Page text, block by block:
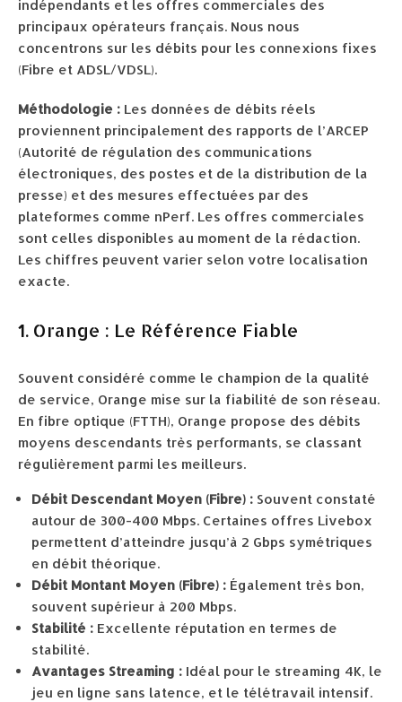
indépendants et les offres commerciales des
principaux opérateurs français. Nous nous
concentrons sur les débits pour les connexions fixes
(Fibre et ADSL/VDSL).
Méthodologie : Les données de débits réels
proviennent principalement des rapports de l’ARCEP
(Autorité de régulation des communications
électroniques, des postes et de la distribution de la
presse) et des mesures effectuées par des
plateformes comme nPerf. Les offres commerciales
sont celles disponibles au moment de la rédaction.
Les chiffres peuvent varier selon votre localisation
exacte.
1. Orange : Le Référence Fiable
Souvent considéré comme le champion de la qualité
de service, Orange mise sur la fiabilité de son réseau.
En fibre optique (FTTH), Orange propose des débits
moyens descendants très performants, se classant
régulièrement parmi les meilleurs.
Débit Descendant Moyen (Fibre) : Souvent constaté
autour de 300-400 Mbps. Certaines offres Livebox
permettent d’atteindre jusqu’à 2 Gbps symétriques
en débit théorique.
Débit Montant Moyen (Fibre) : Également très bon,
souvent supérieur à 200 Mbps.
Stabilité : Excellente réputation en termes de
stabilité.
Avantages Streaming : Idéal pour le streaming 4K, le
jeu en ligne sans latence, et le télétravail intensif.